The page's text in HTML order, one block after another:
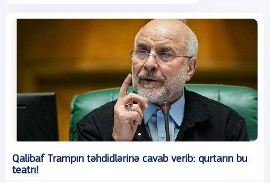
Qalibaf Trampın təhdidlərinə cavab verib: qurtarın bu
teatrı!